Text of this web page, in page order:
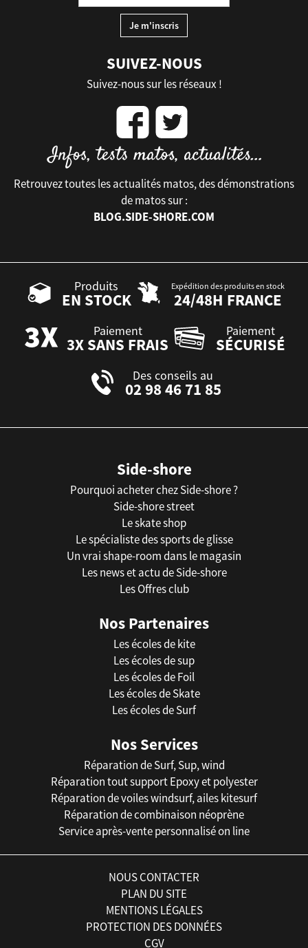
SUIVEZ-NOUS
Suivez-nous sur les réseaux !
Retrouvez toutes les actualités matos, des démonstrations
de matos sur :
BLOG.SIDE-SHORE.COM
Produits
EN STOCK
Expédition des produits en stock
24/48H FRANCE
Paiement
3X SANS FRAIS
Paiement
SÉCURISÉ
Des conseils au
02 98 46 71 85
Side-shore
Pourquoi acheter chez Side-shore ?
Side-shore street
Le skate shop
Le spécialiste des sports de glisse
Un vrai shape-room dans le magasin
Les news et actu de Side-shore
Les Offres club
Nos Partenaires
Les écoles de kite
Les écoles de sup
Les écoles de Foil
Les écoles de Skate
Les écoles de Surf
Nos Services
Réparation de Surf, Sup, wind
Réparation tout support Epoxy et polyester
Réparation de voiles windsurf, ailes kitesurf
Réparation de combinaison néoprène
Service après-vente personnalisé on line
NOUS CONTACTER
PLAN DU SITE
MENTIONS LÉGALES
PROTECTION DES DONNÉES
CGV